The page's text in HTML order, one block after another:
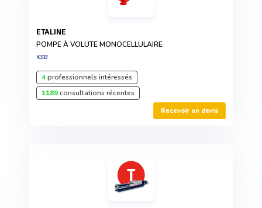
ETALINE
POMPE À VOLUTE MONOCELLULAIRE
KSB
4professionnels intéressés
1189consultations récentes
Recevoir un devis